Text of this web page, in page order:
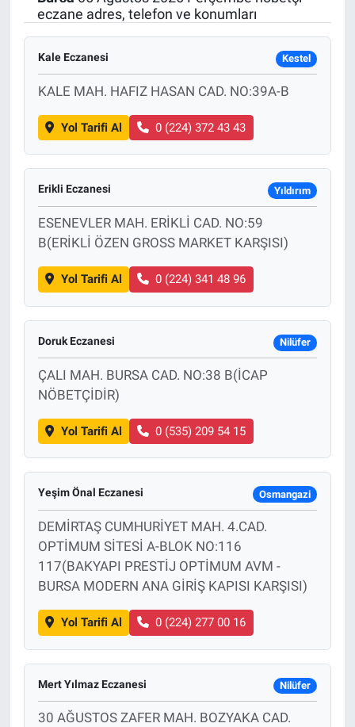
eczane adres, telefon ve konumları
Kale Eczanesi Kestel
KALE MAH. HAFIZ HASAN CAD. NO:39A-B
Yol Tarifi Al 0 (224) 372 43 43
Erikli Eczanesi Yıldırım
ESENEVLER MAH. ERİKLİ CAD. NO:59
B(ERİKLİ ÖZEN GROSS MARKET KARŞISI)
Yol Tarifi Al 0 (224) 341 48 96
Doruk Eczanesi Nilüfer
ÇALI MAH. BURSA CAD. NO:38 B(İCAP
NÖBETÇİDİR)
Yol Tarifi Al 0 (535) 209 54 15
Yeşim Önal Eczanesi Osmangazi
DEMİRTAŞ CUMHURİYET MAH. 4.CAD.
OPTİMUM SİTESİ A-BLOK NO:116
117(BAKYAPI PRESTİJ OPTİMUM AVM -
BURSA MODERN ANA GİRİŞ KAPISI KARŞISI)
Yol Tarifi Al 0 (224) 277 00 16
Mert Yılmaz Eczanesi Nilüfer
30 AĞUSTOS ZAFER MAH. BOZYAKA CAD.
ÖZEL HABER
Keşfet
ASTROLOJİ
MANŞET
RESMİ İLANLAR
Bize ulaşın
İletişim/Künye
Yaşam
Gözden Kaçmasın
İletişim (Künye)